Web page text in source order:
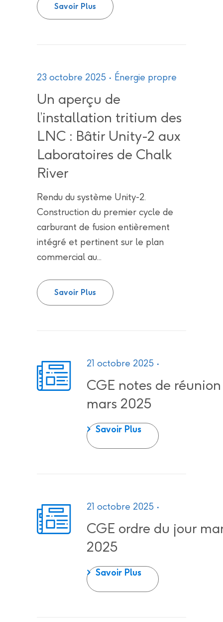
Savoir Plus
23 octobre 2025 Énergie propre
Un aperçu de
l’installation tritium des
LNC : Bâtir Unity-2 aux
Laboratoires de Chalk
River
Rendu du système Unity-2.
Construction du premier cycle de
carburant de fusion entièrement
intégré et pertinent sur le plan
commercial au...
Savoir Plus
Un aperçu de l’installation
21 octobre 2025
CGE notes de réunion
mars 2025
Savoir Plus
CGE notes de
21 octobre 2025
CGE ordre du jour
2025
Savoir Plus
CGE ordre du jour